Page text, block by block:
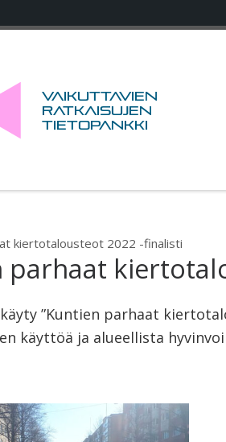
Vaikuttavien
ratkaisujen
tietopankki
kiertotalousteot 2022 -finalisti
parhaat
käyty ”Kuntien parhaat
käyttöä ja alueellista